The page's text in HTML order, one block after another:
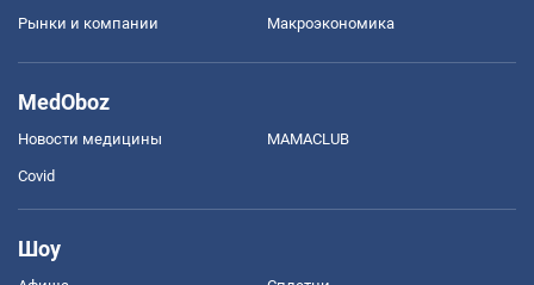
Рынки и компании Mакроэкономика
MedOboz
Новости медицины MAMACLUB
Covid
Шоу